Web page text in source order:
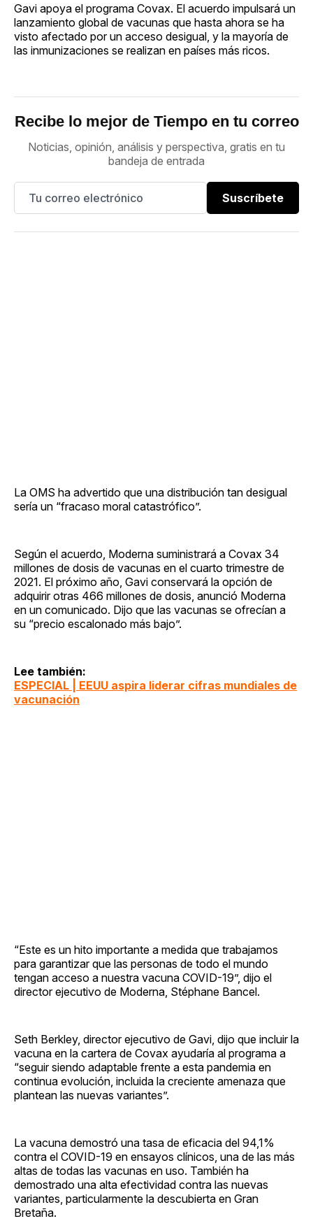
Gavi apoya el programa Covax. El acuerdo impulsará un
lanzamiento global de vacunas que hasta ahora se ha
visto afectado por un acceso desigual, y la mayoría de
las inmunizaciones se realizan en países más ricos.
Recibe lo mejor de Tiempo en tu correo
Noticias, opinión, análisis y perspectiva, gratis en tu
bandeja de entrada
Suscríbete
La OMS ha advertido que una distribución tan desigual
sería un “fracaso moral catastrófico”.
Según el acuerdo, Moderna suministrará a Covax 34
millones de dosis de vacunas en el cuarto trimestre de
2021. El próximo año, Gavi conservará la opción de
adquirir otras 466 millones de dosis, anunció Moderna
en un comunicado. Dijo que las vacunas se ofrecían a
su “precio escalonado más bajo”.
Lee también:
ESPECIAL | EEUU aspira liderar cifras mundiales de
vacunación
“Este es un hito importante a medida que trabajamos
para garantizar que las personas de todo el mundo
tengan acceso a nuestra vacuna COVID-19”, dijo el
director ejecutivo de Moderna, Stéphane Bancel.
Seth Berkley, director ejecutivo de Gavi, dijo que incluir la
vacuna en la cartera de Covax ayudaría al programa a
“seguir siendo adaptable frente a esta pandemia en
continua evolución, incluida la creciente amenaza que
plantean las nuevas variantes”.
La vacuna demostró una tasa de eficacia del 94,1%
contra el COVID-19 en ensayos clínicos, una de las más
altas de todas las vacunas en uso. También ha
demostrado una alta efectividad contra las nuevas
variantes, particularmente la descubierta en Gran
Bretaña.